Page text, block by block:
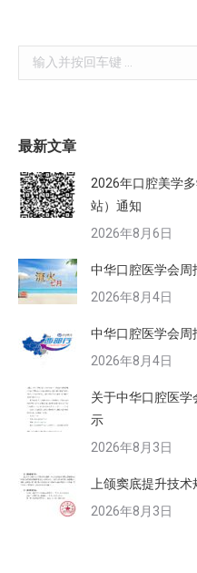
Search:
最新文章
2026年口腔美学
站）通知
2026年8月6日
中华口腔医学会周
2026年8月4日
中华口腔医学会周
2026年8月4日
关于中华口腔医
示
2026年8月3日
上颌窦底提升技
2026年8月3日